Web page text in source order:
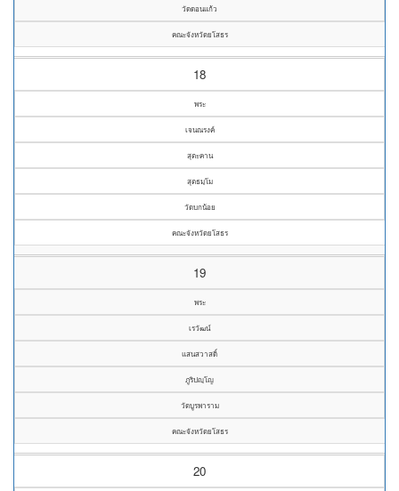
วัดดอนแก้ว
คณะจังหวัดยโสธร
18
พระ
เจนณรงค์
สุตะคาน
สุตธมฺโม
วัดบกน้อย
คณะจังหวัดยโสธร
19
พระ
เรวัฒน์
แสนสวาสดิ์
ภูริปญฺโญ
วัดบูรพาราม
คณะจังหวัดยโสธร
20